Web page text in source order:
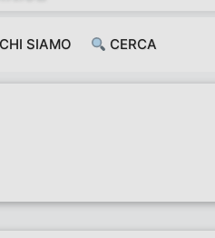
SIAMO CERCA